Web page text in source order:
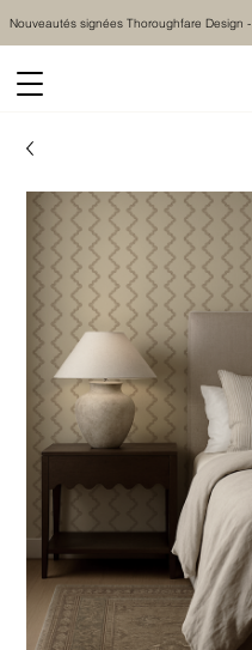
Nouveautés signées Thoroughfare Design -